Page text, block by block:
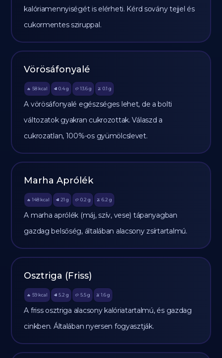
kalóriamennyiségét is elérheti. Kérd sovány tejjel és
cukormentes sziruppal.
Vörösáfonyalé
🔥 58 kcal 🥩 0.4 g 🥔 13.6g 🫒 0.1 g
A vörösáfonyalé egészséges lehet, de a bolti
változatok gyakran cukrozottak. Válaszd a
cukrozatlan, 100%-os gyümölcslevet.
Marha Aprólék
🔥 148 kcal 🥩 21 g 🥔 0.2 g 🫒 6.2 g
A marha aprólék (máj, szív, vese) tápanyagban
gazdag belsőség, általában alacsony zsírtartalmú.
Osztriga (Friss)
🔥 59 kcal 🥩 5.2 g 🥔 5.5g 🫒 1.6 g
A friss osztriga alacsony kalóriatartalmú, és gazdag
cinkben. Általában nyersen fogyasztják.